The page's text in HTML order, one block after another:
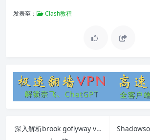
发表至： Clash教程
深入解析brook goflyway v2ray